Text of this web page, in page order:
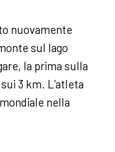
nuovamente
sul lago
la prima sulla
3 km. L’atleta
nella